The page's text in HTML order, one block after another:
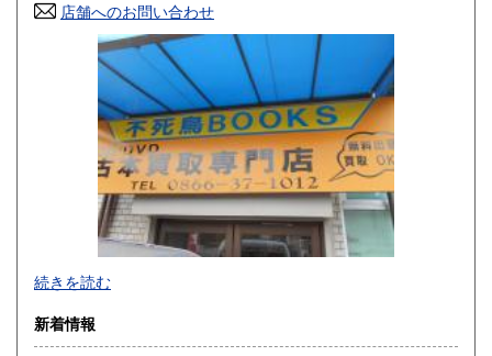
300円 広島県
300円 徳島県
300円 愛媛県
300円 福岡県
300円 長崎県
熊本県
宮崎県
店舗へのお問い合わせ
不死鳥BOOKSでは、書籍だけでなくCD、DVD、レコード、
ゲーム、おもちゃ、骨董品まであらゆるものの買い取りがで
にお問い合わせください。出張費は、無料です。
続きを読む
新着情報